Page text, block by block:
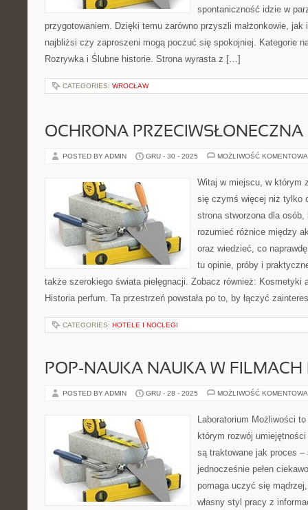
spontaniczność idzie w
przygotowaniem. Dzięki temu zarówno przyszli małżonkowie, jak
najbliżsi czy zaproszeni mogą poczuć się spokojniej. Kategorie
Rozrywka i Ślubne historie. Strona wyrasta z […]
CATEGORIES: WROCŁAW
OCHRONA PRZECIWSŁONECZNA
POSTED BY ADMIN GRU - 30 - 2025 MOŻLIWOŚĆ
Witaj w miejscu, w którym
się czymś więcej niż tylko
strona stworzona dla
rozumieć różnice między
oraz wiedzieć, co
tu opinie, próby i
także szerokiego świata pielęgnacji. Zobacz również: Kosmetyki
Historia perfum. Ta przestrzeń powstała po to, by łączyć
CATEGORIES: HOTELE I NOCLEGI
POP-NAUKA NAUKA W FILMACH
POSTED BY ADMIN GRU - 28 - 2025 MOŻLIWOŚĆ
Laboratorium Możliwości
którym rozwój
są traktowane jak proces
jednocześnie pełen
pomaga uczyć się
własny styl pracy z